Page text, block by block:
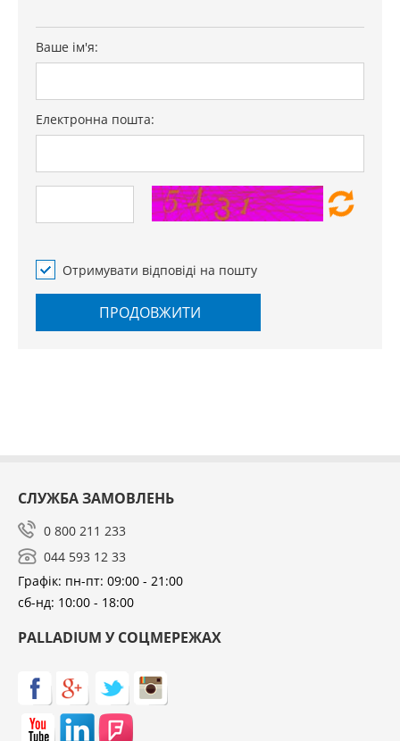
Ваше ім'я:
Електронна пошта:
Отримувати відповіді на пошту
ПРОДОВЖИТИ
СЛУЖБА ЗАМОВЛЕНЬ
0 800 211 233
044 593 12 33
Графік: пн-пт: 09:00 - 21:00
сб-нд: 10:00 - 18:00
PALLADIUM У СОЦМЕРЕЖАХ